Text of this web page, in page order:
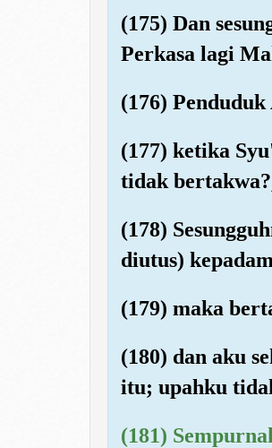
(175) Dan
Perkasa lagi
(176)
(177) ketika
tidak
(178)
diutus)
(179) maka
(180) dan aku
itu; upahku
(181)